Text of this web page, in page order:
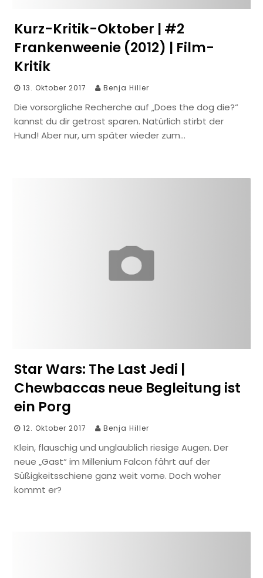
Kurz-Kritik-Oktober | #2
Frankenweenie (2012) | Film-
Kritik
13. Oktober 2017 Benja Hiller
Die vorsorgliche Recherche auf „Does the dog die?“
kannst du dir getrost sparen. Natürlich stirbt der
Hund! Aber nur, um später wieder zum…
Star Wars: The Last Jedi |
Chewbaccas neue Begleitung ist
ein Porg
12. Oktober 2017 Benja Hiller
Klein, flauschig und unglaublich riesige Augen. Der
neue „Gast“ im Millenium Falcon fährt auf der
Süßigkeitsschiene ganz weit vorne. Doch woher
kommt er?